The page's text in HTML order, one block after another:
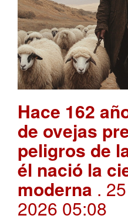
Hace 162
de ovejas
peligros de
él nació la
moderna .
2026 05:08